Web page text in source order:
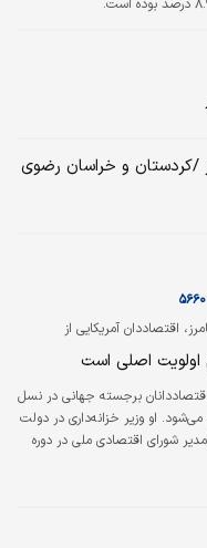
کردستان و خراسان رضوی
اقتصاددان آمریکایی از
اقتصاد
اولویت اصلی است
برجسته جهانی در نسل
او وزیر خزانه‌‌‌‌‌‌داری در دولت
شورای اقتصادی ملی در دوره